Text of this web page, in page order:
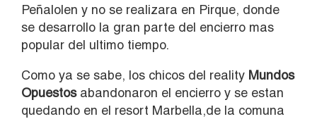
Peñalolen y no se realizara en Pirque, donde
se desarrollo la gran parte del encierro mas
popular del ultimo tiempo.
Como ya se sabe, los chicos del reality Mundos
Opuestosabandonaron el encierro y se estan
quedando en el resort Marbella,de la comuna